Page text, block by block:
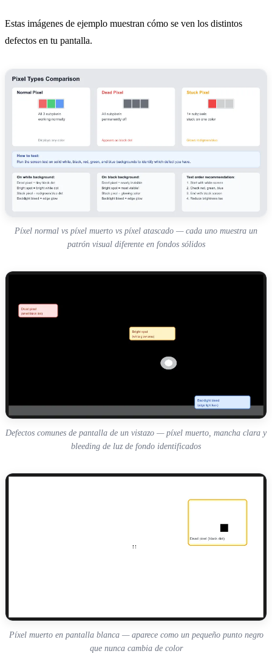
Estas imágenes de ejemplo muestran cómo se ven los distintos
defectos en tu pantalla.
Píxel normal vs píxel muerto vs píxel atascado — cada uno muestra un
patrón visual diferente en fondos sólidos
Defectos comunes de pantalla de un vistazo — píxel muerto, mancha clara y
bleeding de luz de fondo identificados
Píxel muerto en pantalla blanca — aparece como un pequeño punto negro
que nunca cambia de color